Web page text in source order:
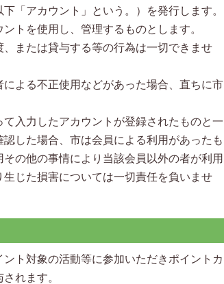
「アカウント」という。）を発行します。
トを使用し、管理するものとします。
または貸与する等の行為は一切できませ
よる不正使用などがあった場合、直ちに市
入力したアカウントが登録されたものと一
した場合、市は会員による利用があったも
の他の事情により当該会員以外の者が利用
じた損害については一切責任を負いませ
ト対象の活動等に参加いただきポイントカ
れます。